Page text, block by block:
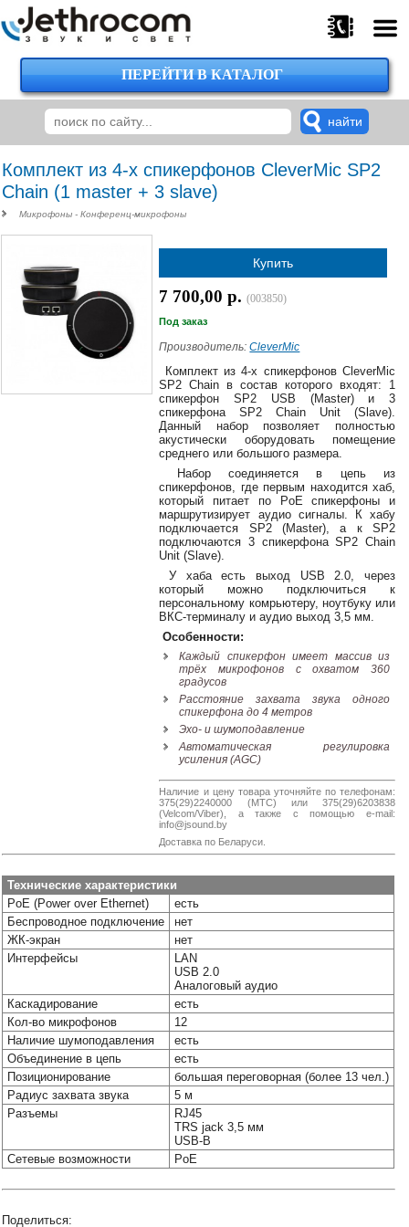
375
224-
00-
00
29
38-
375
29
620-
38-
38
8
0162
25-
38
jsoundby
соцсетях:
ПЕРЕЙТИ В КАТАЛОГ
Комплект из 4-х спикерфонов CleverMic SP2
Chain (1 master + 3 slave)
Микрофоны - Конференц-микрофоны
Купить
7 700,00 р.(003850)
Под заказ
Производитель:CleverMic
Комплект из 4-х спикерфонов CleverMic
SP2 Chain в состав которого входят: 1
спикерфон SP2 USB (Master) и 3
спикерфона SP2 Chain Unit (Slave).
Данный набор позволяет полностью
акустически оборудовать помещение
среднего или большого размера.
Набор соединяется в цепь из
спикерфонов, где первым находится хаб,
который питает по PoE спикерфоны и
маршрутизирует аудио сигналы. К хабу
подключается SP2 (Master), а к SP2
подключаются 3 спикерфона SP2 Chain
Unit (Slave).
У хаба есть выход USB 2.0, через
который можно подключиться к
персональному комрьютеру, ноутбуку или
ВКС-терминалу и аудио выход 3,5 мм.
Особенности:
Каждый спикерфон имеет массив из
трёх микрофонов с охватом 360
градусов
Расстояние захвата звука одного
спикерфона до 4 метров
Эхо- и шумоподавление
Автоматическая регулировка
усиления (AGC)
Наличие и цену товара уточняйте по телефонам:
375(29)2240000 (МТС) или 375(29)6203838
(Velcom/Viber), а также с помощью e-mail:
info@jsound.by
Доставка по Беларуси.
Технические характеристики
PoE (Power over Ethernet)
есть
Беспроводное подключение
нет
ЖК-экран
нет
Интерфейсы
LAN
USB 2.0
Аналоговый аудио
Каскадирование
есть
Кол-во микрофонов
12
Наличие шумоподавления
есть
Объединение в цепь
есть
Позиционирование
большая переговорная (более 13 чел.)
Радиус захвата звука
5 м
Разъемы
RJ45
TRS jack 3,5 мм
USB-B
Сетевые возможности
PoE
Поделиться: